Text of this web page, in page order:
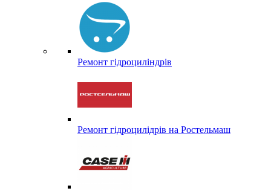
Ремонт гідроциліндрів
Ремонт гідроцилідрів на Ростельмаш